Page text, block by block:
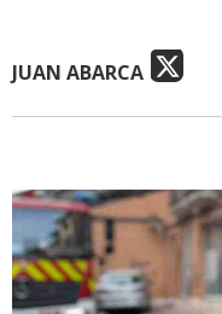
JUAN ABARCA